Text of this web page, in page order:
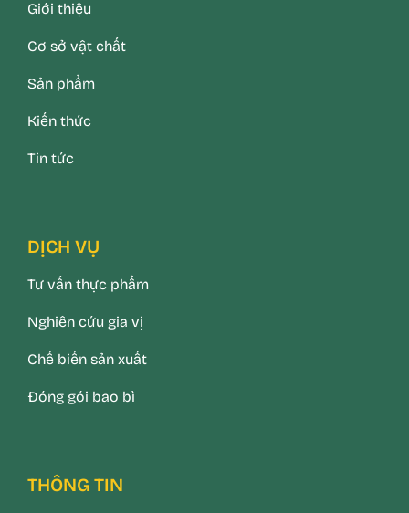
Giới thiệu
Cơ sở vật chất
Sản phẩm
Kiến thức
Tin tức
DỊCH VỤ
Tư vấn thực phẩm
Nghiên cứu gia vị
Chế biến sản xuất
Đóng gói bao bì
THÔNG TIN